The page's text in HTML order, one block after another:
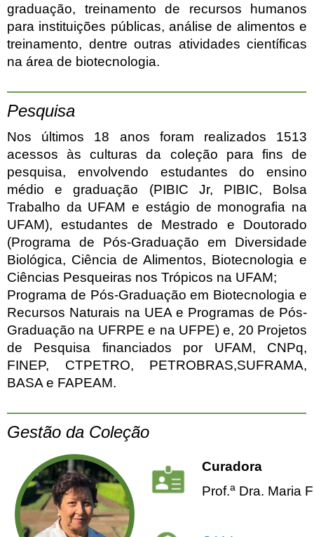
graduação, treinamento de recursos humanos
para instituições públicas, análise de alimentos e
treinamento, dentre outras atividades científicas
na área de biotecnologia.
Pesquisa
Nos últimos 18 anos foram realizados 1513
acessos às culturas da coleção para fins de
pesquisa, envolvendo estudantes do ensino
médio e graduação (PIBIC Jr, PIBIC, Bolsa
Trabalho da UFAM e estágio de monografia na
UFAM), estudantes de Mestrado e Doutorado
(Programa de Pós-Graduação em Diversidade
Biológica, Ciência de Alimentos, Biotecnologia e
Ciências Pesqueiras nos Trópicos na UFAM;
Programa de Pós-Graduação em Biotecnologia e
Recursos Naturais na UEA e Programas de Pós-
Graduação na UFRPE e na UFPE) e, 20 Projetos
de Pesquisa financiados por UFAM, CNPq,
FINEP, CTPETRO, PETROBRAS,SUFRAMA,
BASA e FAPEAM.
Gestão da Coleção
Curadora
Prof.a Dra. Maria